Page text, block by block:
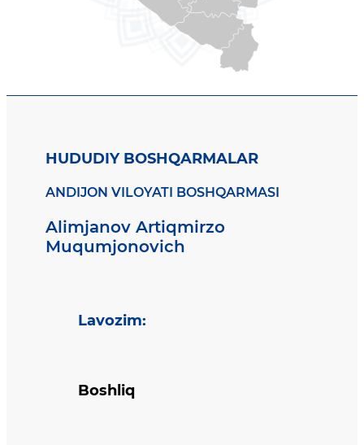
HUDUDIY BOSHQARMALAR
ANDIJON VILOYATI BOSHQARMASI
Alimjanov Artiqmirzo
Muqumjonovich
Lavozim:
Boshliq